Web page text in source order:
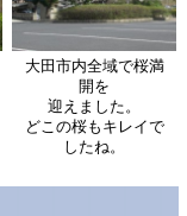
大田市内全域で桜満
開を
迎えました。
どこの桜もキレイで
したね。